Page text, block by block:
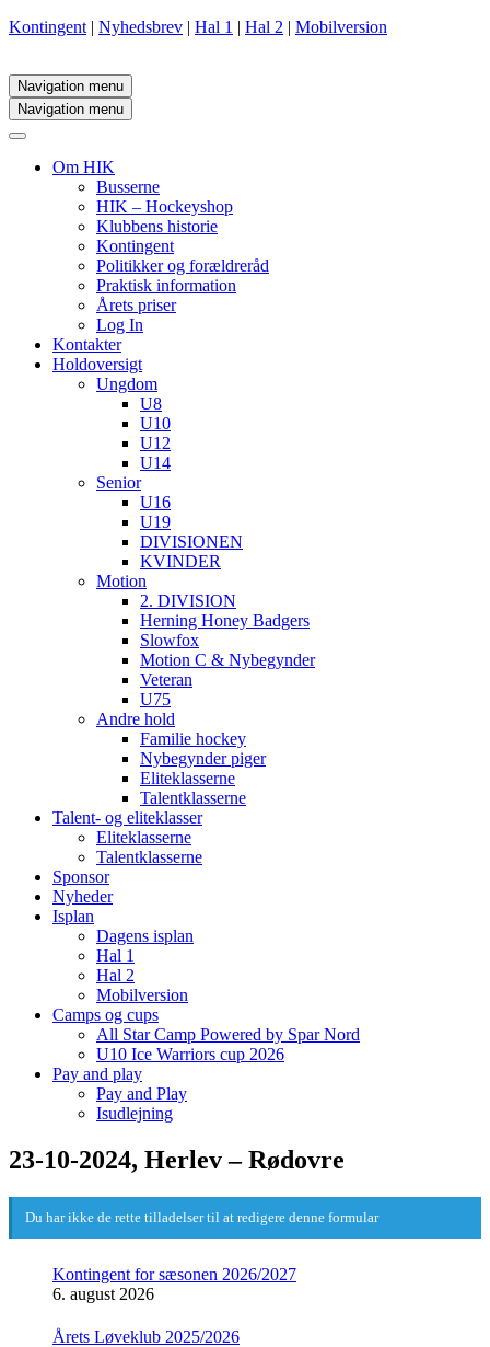
Kontingent | Nyhedsbrev | Hal 1 | Hal 2 | Mobilversion
Navigation menu
Navigation menu
Om HIK
Busserne
HIK – Hockeyshop
Klubbens historie
Kontingent
Politikker og forældreråd
Praktisk information
Årets priser
Log In
Kontakter
Holdoversigt
Ungdom
U8
U10
U12
U14
Senior
U16
U19
DIVISIONEN
KVINDER
Motion
2. DIVISION
Herning Honey Badgers
Slowfox
Motion C & Nybegynder
Veteran
U75
Andre hold
Familie hockey
Nybegynder piger
Eliteklasserne
Talentklasserne
Talent- og eliteklasser
Eliteklasserne
Talentklasserne
Sponsor
Nyheder
Isplan
Dagens isplan
Hal 1
Hal 2
Mobilversion
Camps og cups
All Star Camp Powered by Spar Nord
U10 Ice Warriors cup 2026
Pay and play
Pay and Play
Isudlejning
23-10-2024, Herlev – Rødovre
Du har ikke de rette tilladelser til at redigere denne formular
Kontingent for sæsonen 2026/2027
6. august 2026
Årets Løveklub 2025/2026